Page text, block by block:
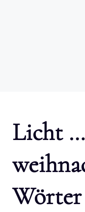
Licht
Wörter